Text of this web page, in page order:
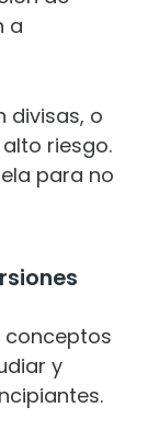
a
divisas, o
riesgo.
para no
conceptos
y